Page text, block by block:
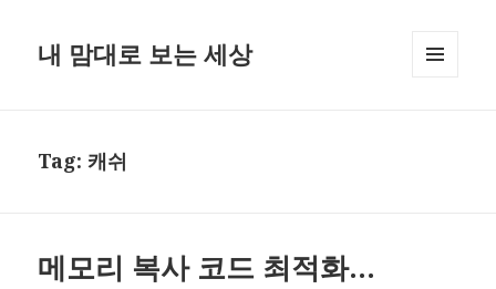
내 맘대로 보는 세상
Tag:캐쉬
메모리 복사 코드 최적화…